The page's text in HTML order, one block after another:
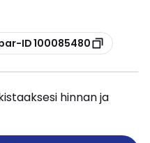
ID 100085480
hinnan ja